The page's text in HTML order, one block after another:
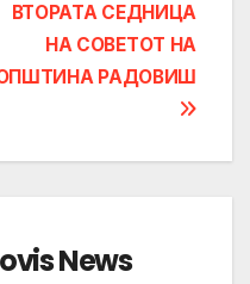
ВТОРАТА СЕДНИЦА
НА СОВЕТОТ НА
РАДОВИШ
News